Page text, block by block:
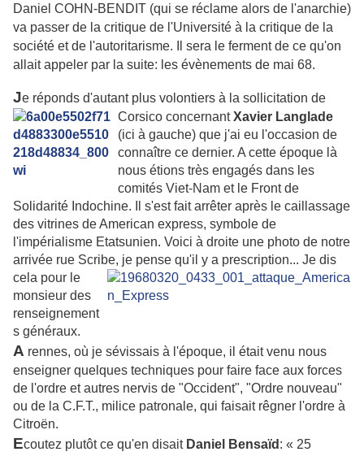
Daniel COHN-BENDIT (qui se réclame alors de l'anarchie)
va passer de la critique de l'Université à la critique de la
société et de l'autoritarisme. Il sera le ferment de ce qu'on
allait appeler par la suite: les évènements de mai 68.
Je réponds d'autant plus volontiers à la sollicitation de
Corsico concernantXavier Langlade
(ici à gauche) que j'ai eu l'occasion de
connaître ce dernier. A cette époque là
nous étions très engagés dans les
comités Viet-Nam et le Front de
Solidarité Indochine. Il s'est fait arrêter après le caillassage
des vitrines de American express, symbole de
l'impérialisme Etatsunien. Voici à droite une photo de notre
arrivée rue Scribe, je pense qu'il y a prescription... Je dis
cela pour le
monsieur des
renseignement
s généraux.
A rennes, où je sévissais à l'époque, il était venu nous
enseigner quelques techniques pour faire face aux forces
de l'ordre et autres nervis de "Occident", "Ordre nouveau"
ou de la C.F.T., milice patronale, qui faisait rêgner l'ordre à
Citroën.
Ecoutez plutôt ce qu'en disait Daniel Bensaïd : « 25